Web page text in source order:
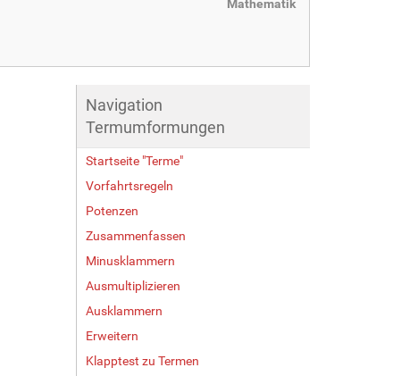
Mathematik
Navigation
Termumformungen
Startseite "Terme"
Vorfahrtsregeln
Potenzen
Zusammenfassen
Minusklammern
Ausmultiplizieren
Ausklammern
Erweitern
Klapptest zu Termen